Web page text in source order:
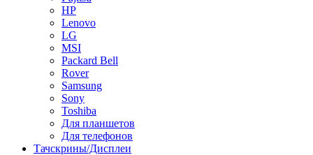
HP
Lenovo
LG
MSI
Packard Bell
Rover
Samsung
Sony
Toshiba
Для планшетов
Для телефонов
Тачскрины/Дисплеи